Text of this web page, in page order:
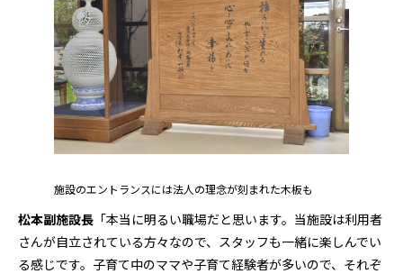
施設のエントランスには法人の理念が刻まれた木板も
松本副施設長 「本当に明るい職場だと思います。当施設は利用者
さんが自立されている方々なので、スタッフも一緒に楽しんでい
る感じです。子育て中のママや子育て経験者が多いので、それぞ